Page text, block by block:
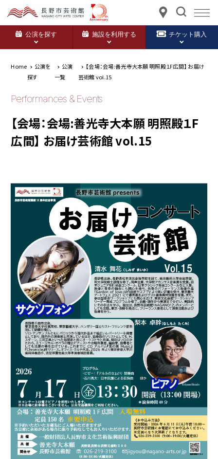
公演を探す 施設を利用する チケット購入
Home
公演を
探す
公演
一覧
【会場：会場:善光寺大本願 明照殿１F広間】 お届け
芸術館 vol.15
Performances & Events
【会場：会場:善光寺大本願 明照殿１F
広間】 お届け芸術館 vol.15